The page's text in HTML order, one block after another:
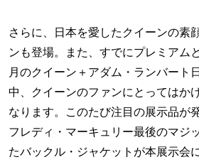
さらに、日本を愛したクイーンの素
ンも登場。また、すでにプレミアム
月のクイーン＋アダム・ランバート
中、クイーンのファンにとってはか
なります。このたび注目の展示品が
フレディ・マーキュリー最後のマジ
たバックル・ジャケットが本展示会